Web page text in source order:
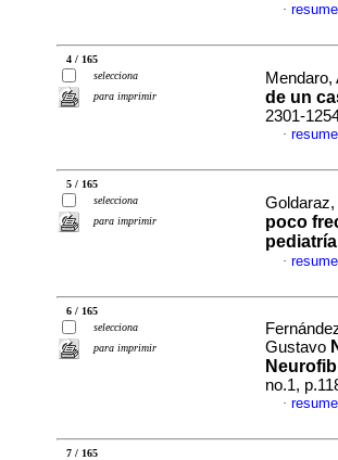
·
4 / 165
selecciona
para imprimir
de un
2301-
·
5 / 165
selecciona
para imprimir
poco
·
6 / 165
selecciona
para imprimir
Gustavo
no.1,
·
7 / 165